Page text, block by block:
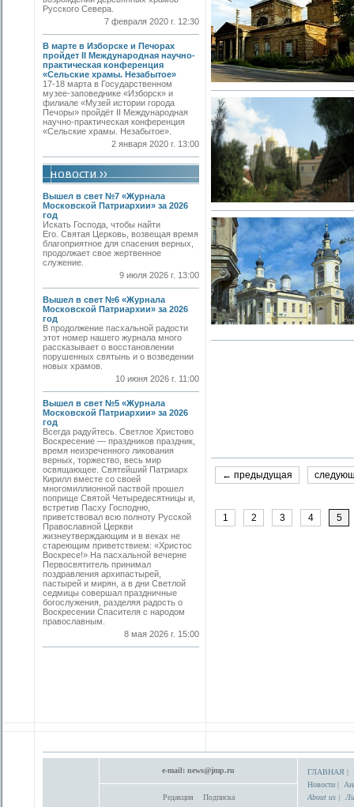
Русского Севера.
7 февраля 2020 г. 12:30
В марте в Изборске и Печорах
пройдет II Международная научно-
практическая конференция
«Сельские храмы. Незабытое»
17-18 марта в Государственном
музее-заповеднике «Изборск» и
филиале «Музей истории города
Печоры» пройдёт II Международная
научно-практическая конференция
«Сельские храмы. Незабытое».
2 января 2020 г. 13:00
Вышел в свет №7 «Журнала
Московской Патриархии» за 2026
год
Искать Господа, чтобы найти
Его. Святая Церковь, возвещая время
благоприятное для спасения верных,
продолжает свое жертвенное
служение.
9 июля 2026 г. 13:00
Вышел в свет №6 «Журнала
Московской Патриархии» за 2026
год
В продолжение пасхальной радости
этот номер нашего журнала много
рассказывает о восстановлении
порушенных святынь и о возведении
новых храмов.
10 июня 2026 г. 11:00
Вышел в свет №5 «Журнала
Московской Патриархии» за 2026
год
Всегда радуйтесь. Светлое Христово
Воскресение — праздников праздник,
время неизреченного ликования
верных, торжество, весь мир
освящающее. Святейший Патриарх
Кирилл вместе со своей
многомиллионной паствой прошел
поприще Святой Четыредесятницы и,
встретив Пасху Господню,
приветствовал всю полноту Русской
Православной Церкви
жизнеутверждающим и в веках не
стареющим приветствием: «Христос
Воскресе!» На пасхальной вечерне
Первосвятитель принимал
поздравления архипастырей,
пастырей и мирян, а в дни Светлой
седмицы совершал праздничные
богослужения, разделяя радость о
Воскресении Спасителя с народом
православным.
8 мая 2026 г. 15:00
← предыдущая
1 2 3 4 5
e-mail: news@jmp.ru
Редакция Подписка
ГЛАВНАЯ |
Новости |
About us |